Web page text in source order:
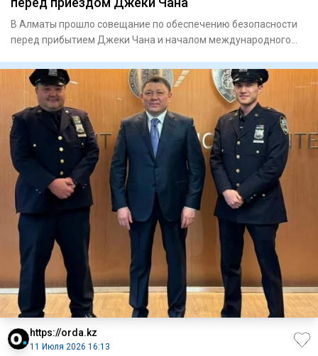
В Алматы прошло совещание по обеспечению безопасности
перед прибытием Джеки Чана и началом международного
https://orda.kz
11 Июля 2026 16:13